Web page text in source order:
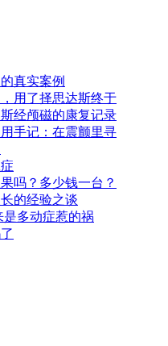
真实案例​
用了择思达斯终于
经颅磁的康复记录
手记：在震颤里寻
吗？多少钱一台？
的经验之谈
多动症惹的祸